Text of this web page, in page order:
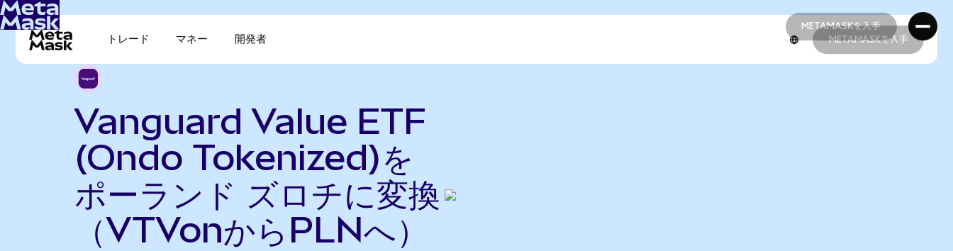
METAMASKを入手
METAMASKを入手
トレード マネー 開発者 METAMASKを入手
Vanguard Value ETF
(Ondo Tokenized)を
ポーランド ズロチに変換
（VTVonからPLNへ）